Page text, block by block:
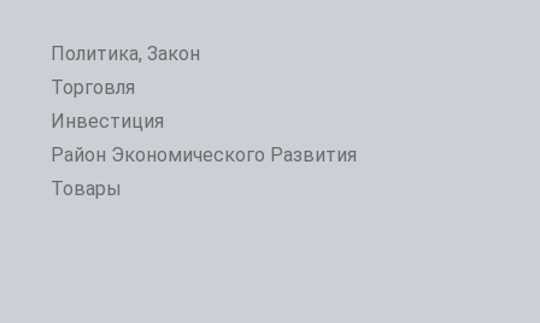
Политика, Закон
Торговля
Инвестиция
Район Экономического Развития
Товары